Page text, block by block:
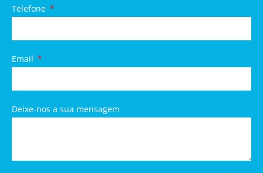
Telefone
Email
Deixe-nos a sua mensagem